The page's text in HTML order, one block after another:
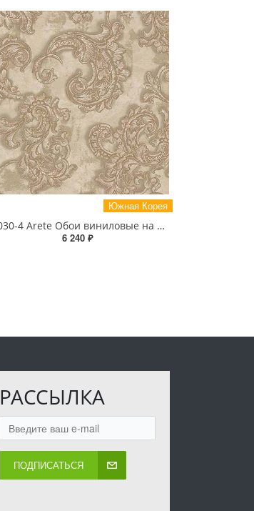
Южная Корея
81030-4 Arete Обои виниловые на бумажной основе 1.06*15.6
6 240 ₽
РАССЫЛКА
ПОДПИСАТЬСЯ